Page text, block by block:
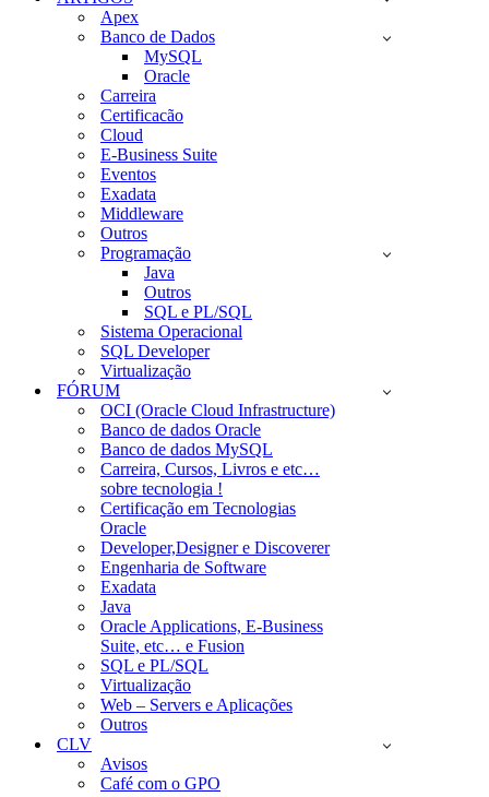
Apex
Banco de Dados
MySQL
Oracle
Carreira
Certificacão
Cloud
E-Business Suite
Eventos
Exadata
Middleware
Outros
Programação
Java
Outros
SQL e PL/SQL
Sistema Operacional
SQL Developer
Virtualização
FÓRUM
OCI (Oracle Cloud Infrastructure)
Banco de dados Oracle
Banco de dados MySQL
Carreira, Cursos, Livros e etc…
sobre tecnologia !
Certificação em Tecnologias
Oracle
Developer,Designer e Discoverer
Engenharia de Software
Exadata
Java
Oracle Applications, E-Business
Suite, etc… e Fusion
SQL e PL/SQL
Virtualização
Web – Servers e Aplicações
Outros
CLV
Avisos
Café com o GPO